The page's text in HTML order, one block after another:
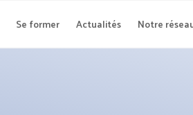
Se former Actualités Notre